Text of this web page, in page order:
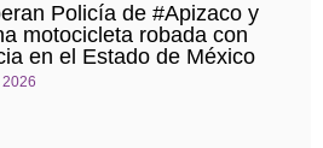
Policía de #Apizaco y
motocicleta robada con
en el Estado de México